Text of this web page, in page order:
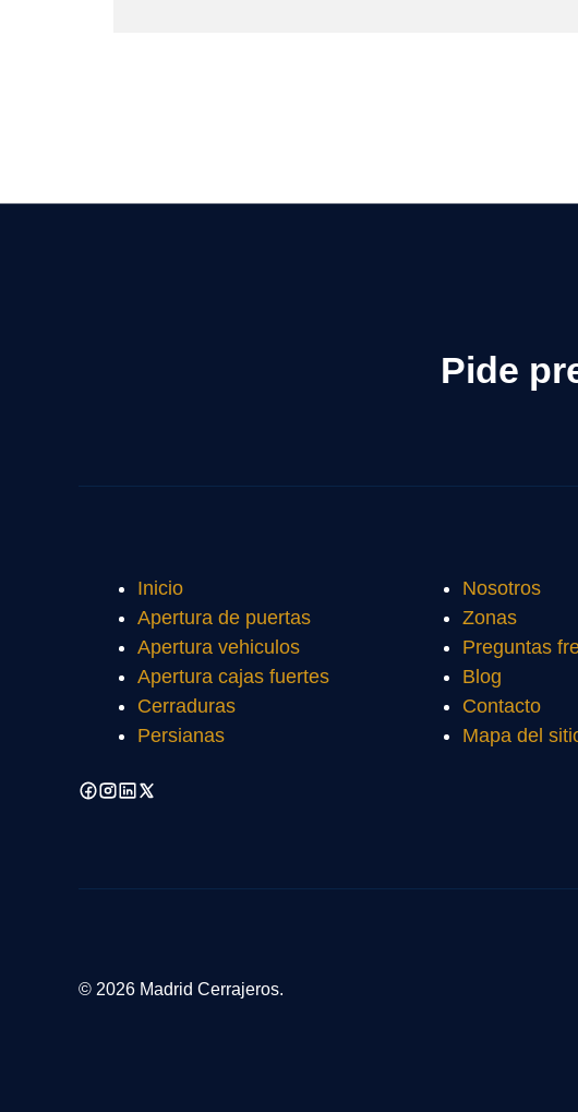
Pide
Inicio
Apertura de puertas
Apertura vehiculos
Apertura cajas fuertes
Cerraduras
Persianas
Nosotros
Zonas
Preguntas
Blog
Contacto
Mapa del
© 2026 Madrid Cerrajeros.